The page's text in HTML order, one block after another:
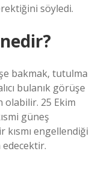
söyledi.
bakmak, tutulma
bulanık görüşe
25 Ekim
güneş
kısmı engellendiği
edecektir.